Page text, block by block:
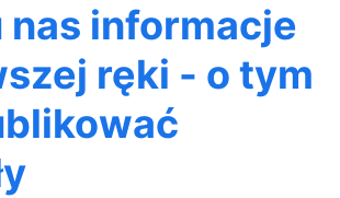
nas informacje
ręki - o tym